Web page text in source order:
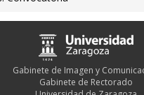
Gabinete de Imagen y
Gabinete de Rectorado